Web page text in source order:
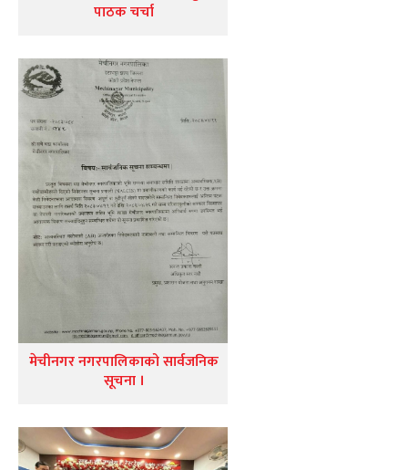
पाठक चर्चा
मेचीनगर नगरपालिकाको सार्वजनिक
सूचना ।